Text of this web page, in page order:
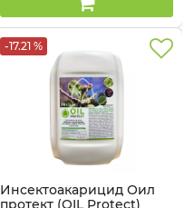
-17.21 %
Инсектоакарицид Оил
протект (OIL Protect)